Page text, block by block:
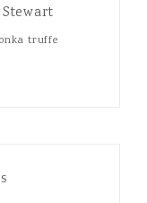
Stewart
truffe